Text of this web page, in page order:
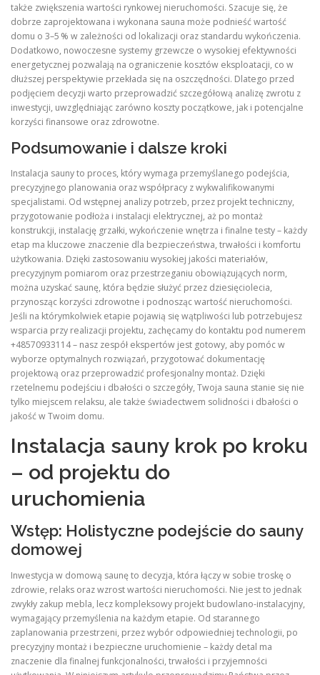
także zwiększenia wartości rynkowej nieruchomości. Szacuje się, że
dobrze zaprojektowana i wykonana sauna może podnieść wartość
domu o 3–5 % w zależności od lokalizacji oraz standardu wykończenia.
Dodatkowo, nowoczesne systemy grzewcze o wysokiej efektywności
energetycznej pozwalają na ograniczenie kosztów eksploatacji, co w
dłuższej perspektywie przekłada się na oszczędności. Dlatego przed
podjęciem decyzji warto przeprowadzić szczegółową analizę zwrotu z
inwestycji, uwzględniając zarówno koszty początkowe, jak i potencjalne
korzyści finansowe oraz zdrowotne.
Podsumowanie i dalsze kroki
Instalacja sauny to proces, który wymaga przemyślanego podejścia,
precyzyjnego planowania oraz współpracy z wykwalifikowanymi
specjalistami. Od wstępnej analizy potrzeb, przez projekt techniczny,
przygotowanie podłoża i instalacji elektrycznej, aż po montaż
konstrukcji, instalację grzałki, wykończenie wnętrza i finalne testy – każdy
etap ma kluczowe znaczenie dla bezpieczeństwa, trwałości i komfortu
użytkowania. Dzięki zastosowaniu wysokiej jakości materiałów,
precyzyjnym pomiarom oraz przestrzeganiu obowiązujących norm,
można uzyskać saunę, która będzie służyć przez dziesięciolecia,
przynosząc korzyści zdrowotne i podnosząc wartość nieruchomości.
Jeśli na którymkolwiek etapie pojawią się wątpliwości lub potrzebujesz
wsparcia przy realizacji projektu, zachęcamy do kontaktu pod numerem
+48570933114 – nasz zespół ekspertów jest gotowy, aby pomóc w
wyborze optymalnych rozwiązań, przygotować dokumentację
projektową oraz przeprowadzić profesjonalny montaż. Dzięki
rzetelnemu podejściu i dbałości o szczegóły, Twoja sauna stanie się nie
tylko miejscem relaksu, ale także świadectwem solidności i dbałości o
jakość w Twoim domu.
Instalacja sauny krok po kroku
– od projektu do
uruchomienia
Wstęp: Holistyczne podejście do sauny
domowej
Inwestycja w domową saunę to decyzja, która łączy w sobie troskę o
zdrowie, relaks oraz wzrost wartości nieruchomości. Nie jest to jednak
zwykły zakup mebla, lecz kompleksowy projekt budowlano-instalacyjny,
wymagający przemyślenia na każdym etapie. Od starannego
zaplanowania przestrzeni, przez wybór odpowiedniej technologii, po
precyzyjny montaż i bezpieczne uruchomienie – każdy detal ma
znaczenie dla finalnej funkcjonalności, trwałości i przyjemności